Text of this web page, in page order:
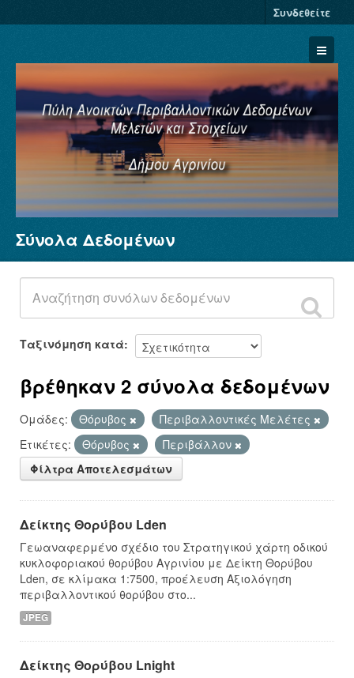
Συνδεθείτε
Σύνολα Δεδομένων
Φορείς
Ομάδες
Σχετικά
Σύνολα Δεδομένων
Ταξινόμηση κατά
βρέθηκαν 2 σύνολα δεδομένων
Ομάδες: Θόρυβος
Περιβαλλοντικές Μελέτες
Ετικέτες:
Θόρυβος
Περιβάλλον
Φίλτρα Αποτελεσμάτων
Δείκτης Θορύβου Lden
Γεωαναφερμένο σχέδιο του Στρατηγικού χάρτη οδικού
κυκλοφοριακού θορύβου Αγρινίου με Δείκτη Θορύβου
Lden, σε κλίμακα 1:7500, προέλευση Αξιολόγηση
περιβαλλοντικού θορύβου στο...
JPEG
Δείκτης Θορύβου Lnight